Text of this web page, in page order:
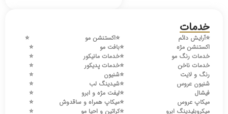
خدمات
⭐️آرایش دائم ⭐️اکستنشن مو
⭐️
اکستنشن مژه
⭐️بافت مو
⭐️
خدمات رنگ مو
⭐️خدمات مانیکور
⭐️
خدمات ناخن
⭐️خدمات پدیکور
⭐️
رنگ و لایت
⭐️شنیون
⭐️
شنیون عروس
⭐️شیدینگ لب
⭐️
فیشال
⭐️لیفت مژه و ابرو
⭐️
میکاپ عروس
⭐️میکاپ همراه و ساقدوش
⭐️
میکروبلیدینگ ابرو
⭐️کراتین و احیا مو
⭐️